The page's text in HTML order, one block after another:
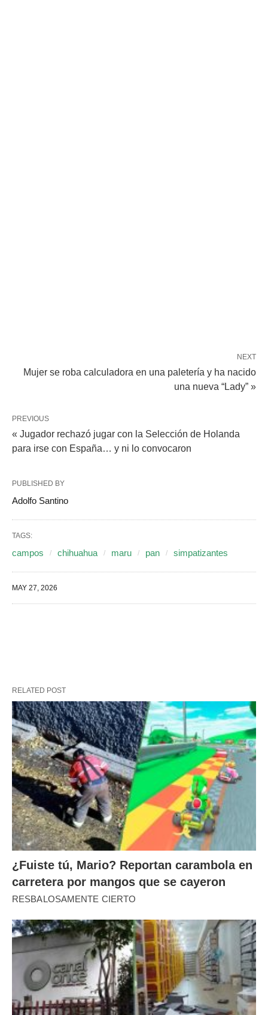
NEXT
Mujer se roba calculadora en una paletería y ha nacido
una nueva “Lady” »
PREVIOUS
« Jugador rechazó jugar con la Selección de Holanda
para irse con España… y ni lo convocaron
PUBLISHED BY
Adolfo Santino
TAGS:
campos chihuahua maru pan simpatizantes
MAY 27, 2026
RELATED POST
¿Fuiste tú, Mario? Reportan carambola en
carretera por mangos que se cayeron
RESBALOSAMENTE CIERTO